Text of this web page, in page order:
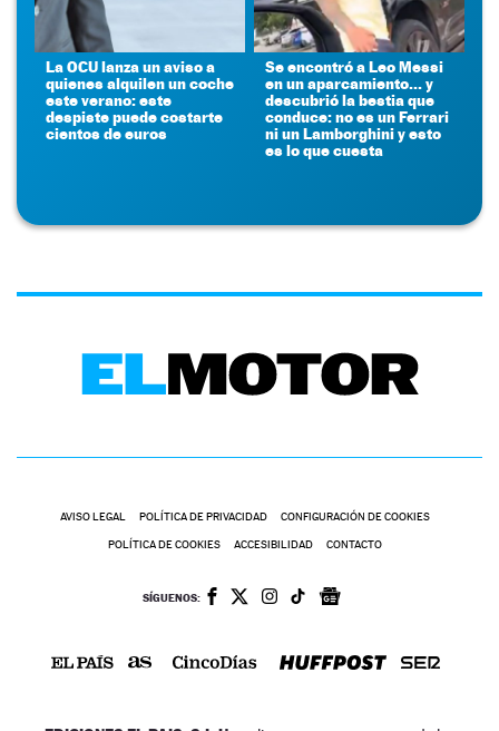
La OCU lanza un aviso a
quienes alquilen un coche
este verano: este
despiste puede costarte
cientos de euros
Se encontró a Leo Messi
en un aparcamiento... y
descubrió la bestia que
conduce: no es un Ferrari
ni un Lamborghini y esto
es lo que cuesta
AVISO LEGAL POLÍTICA DE PRIVACIDAD CONFIGURACIÓN DE COOKIES
POLÍTICA DE COOKIES ACCESIBILIDAD CONTACTO
SÍGUENOS: